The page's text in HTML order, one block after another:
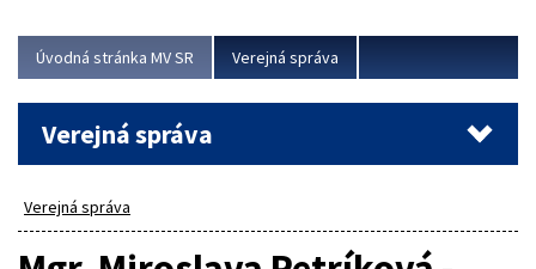
Úvodná stránka MV SR Verejná správa
Verejná správa
Verejná správa